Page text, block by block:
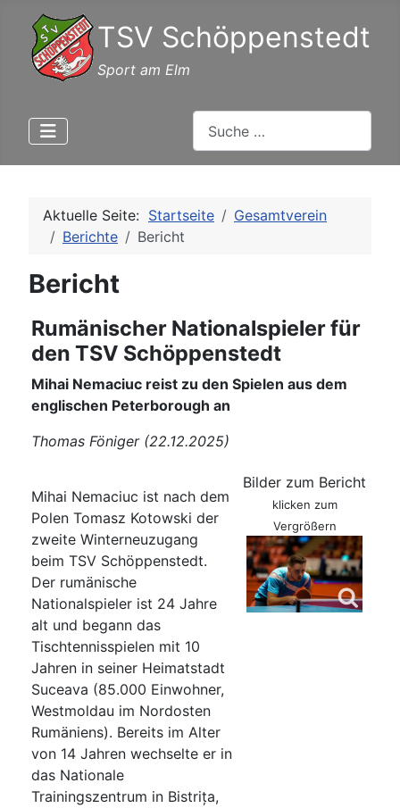
TSV Schöppenstedt
Sport am Elm
Aktuelle Seite: Startseite
Gesamtverein
Berichte
Bericht
Bericht
Rumänischer Nationalspieler für
den TSV Schöppenstedt
Mihai Nemaciuc reist zu den Spielen aus dem
englischen Peterborough an
Thomas Föniger (22.12.2025)
Mihai Nemaciuc ist nach dem
Polen Tomasz Kotowski der
zweite Winterneuzugang
beim TSV Schöppenstedt.
Der rumänische
Nationalspieler ist 24 Jahre
alt und begann das
Tischtennisspielen mit 10
Jahren in seiner Heimatstadt
Suceava (85.000 Einwohner,
Westmoldau im Nordosten
Rumäniens). Bereits im Alter
von 14 Jahren wechselte er in
das Nationale
Trainingszentrum in Bistrița,
Bilder zum Bericht
klicken zum
Vergrößern